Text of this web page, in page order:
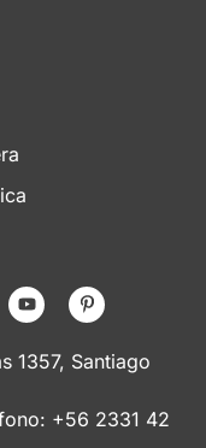
1357, Santiago
+56 2331 42